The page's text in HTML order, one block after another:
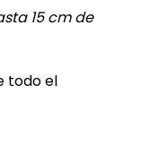
15 cm de
todo el